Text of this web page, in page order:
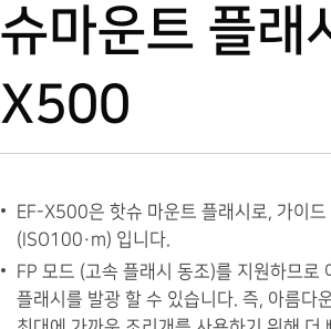
슈마운트 플래
X500
EF-X500은 핫슈 마운트 플래시로, 가이
(ISO100·m) 입니다.
FP 모드 (고속 플래시 동조)를 지원하므로
플래시를 발광 할 수 있습니다. 즉, 아름다